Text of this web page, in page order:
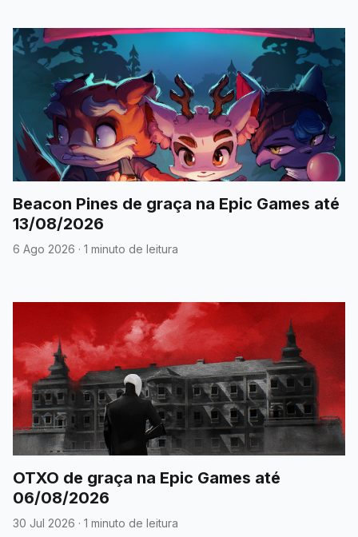
Beacon Pines de graça na Epic Games até
13/08/2026
6 Ago 2026 · 1 minuto de leitura
OTXO de graça na Epic Games até
06/08/2026
30 Jul 2026 · 1 minuto de leitura